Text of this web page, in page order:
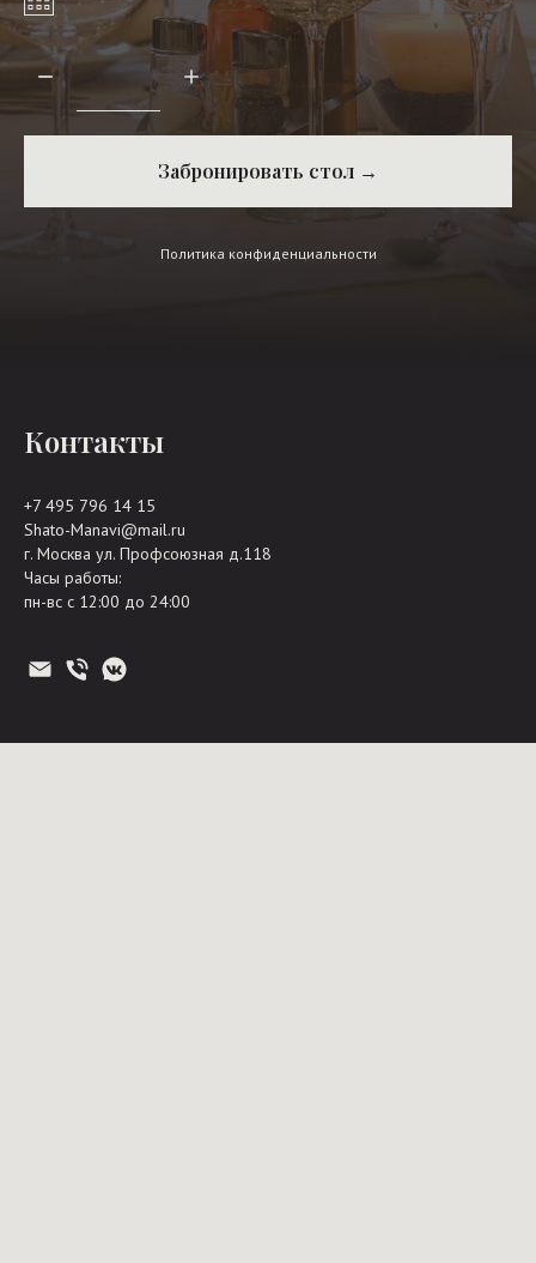
Забронировать стол →
Политика конфиденциальности
Контакты
+7 495 796 14 15
Shato-Manavi@mail.ru
г. Москва ул. Профсоюзная д.118
Часы работы:
пн-вс с 12:00 до 24:00